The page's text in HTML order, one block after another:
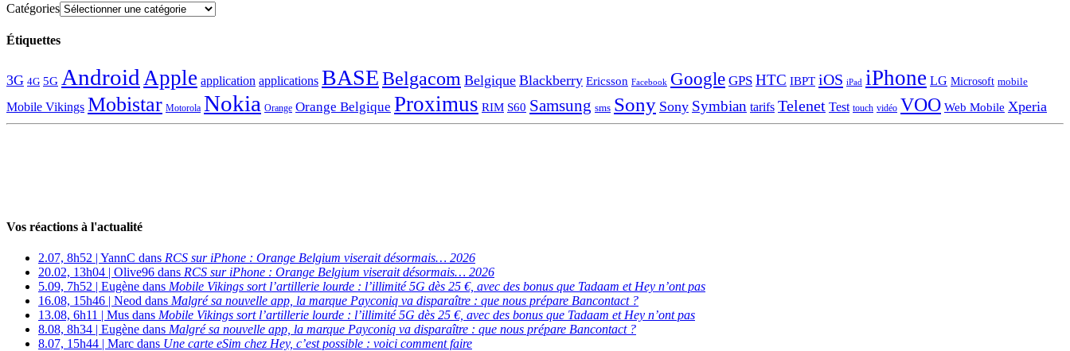
Catégories
Étiquettes
3G 4G 5G Android Apple application applications BASEBelgacom Belgique Blackberry Ericsson Facebook Google GPS HTC IBPT iOS iPad iPhone LG Microsoft mobile
Mobile Vikings Mobistar Motorola Nokia Orange Orange Belgique Proximus RIM S60 Samsung sms Sony Sony Symbian tarifs Telenet Test touch vidéo VOO Web Mobile Xperia
Vos réactions à l'actualité
2.07, 8h52 | YannC dans RCS sur iPhone : Orange Belgium viserait désormais… 2026
20.02, 13h04 | Olive96 dans RCS sur iPhone : Orange Belgium viserait désormais… 2026
5.09, 7h52 | Eugène dans Mobile Vikings sort l’artillerie lourde : l’illimité 5G dès 25 €, avec des bonus que Tadaam et Hey n’ont pas
16.08, 15h46 | Neod dans Malgré sa nouvelle app, la marque Payconiq va disparaître : que nous prépare Bancontact ?
13.08, 6h11 | Mus dans Mobile Vikings sort l’artillerie lourde : l’illimité 5G dès 25 €, avec des bonus que Tadaam et Hey n’ont pas
8.08, 8h34 | Eugène dans Malgré sa nouvelle app, la marque Payconiq va disparaître : que nous prépare Bancontact ?
8.07, 15h44 | Marc dans Une carte eSim chez Hey, c’est possible : voici comment faire